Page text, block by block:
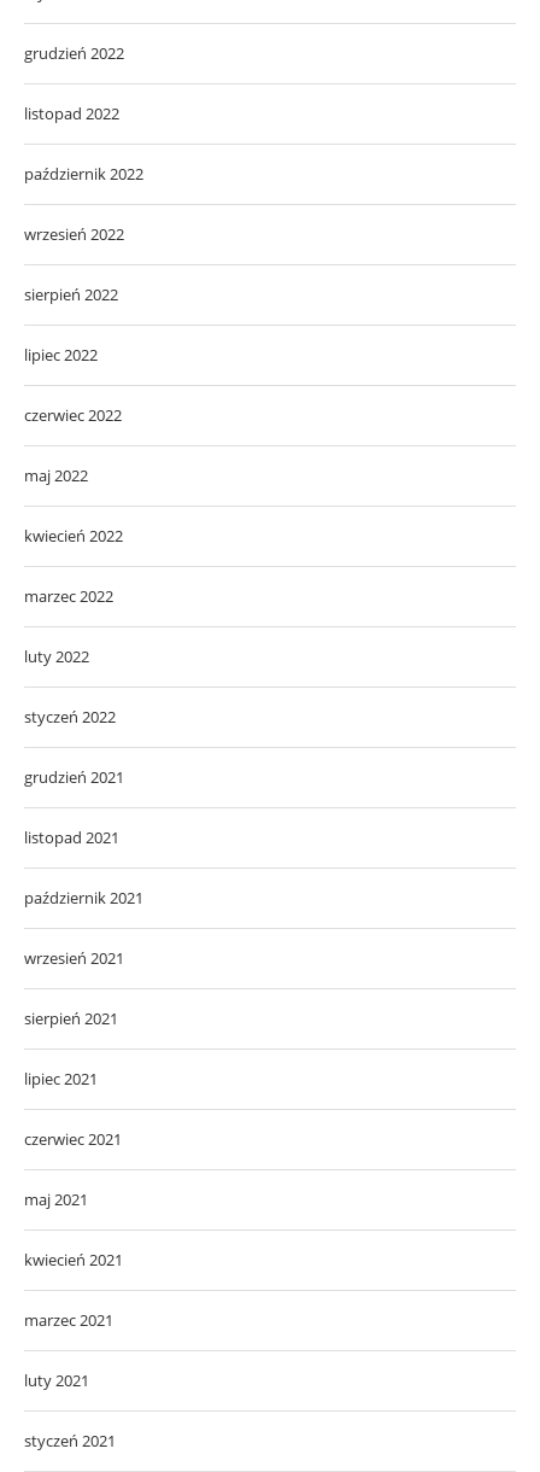
grudzień 2022
listopad 2022
październik 2022
wrzesień 2022
sierpień 2022
lipiec 2022
czerwiec 2022
maj 2022
kwiecień 2022
marzec 2022
luty 2022
styczeń 2022
grudzień 2021
listopad 2021
październik 2021
wrzesień 2021
sierpień 2021
lipiec 2021
czerwiec 2021
maj 2021
kwiecień 2021
marzec 2021
luty 2021
styczeń 2021